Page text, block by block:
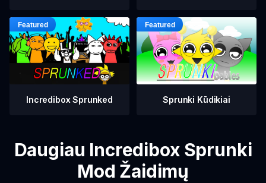
Incredibox Sprunked Sprunki Kūdikiai
Daugiau Incredibox Sprunki
Mod Žaidimų